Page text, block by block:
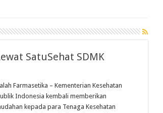
SatuSehat SDMK
Farmasetika – Kementerian Kesehatan
Indonesia kembali memberikan
kepada para Tenaga Kesehatan